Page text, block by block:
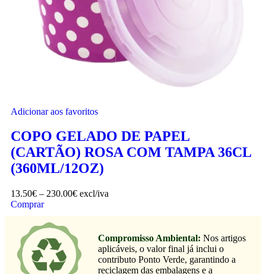
Adicionar aos favoritos
COPO GELADO DE PAPEL
(CARTÃO) ROSA COM TAMPA 36CL
(360ML/12OZ)
13.50€ – 230.00€ excl/iva
Comprar
Compromisso Ambiental: Nos artigos
aplicáveis, o valor final já inclui o
contributo Ponto Verde, garantindo a
reciclagem das embalagens e a